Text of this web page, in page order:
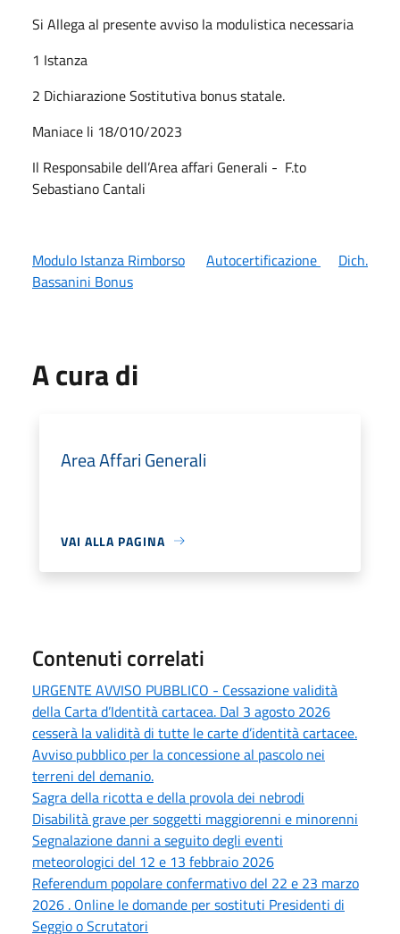
Si Allega al presente avviso la modulistica necessaria
1 Istanza
2 Dichiarazione Sostitutiva bonus statale.
Maniace li 18/010/2023
Il Responsabile dell’Area affari Generali - F.to
Sebastiano Cantali
Modulo Istanza Rimborso Autocertificazione
Dich.
Bassanini Bonus
A cura di
Area Affari Generali
VAI ALLA PAGINA
Contenuti correlati
URGENTE AVVISO PUBBLICO - Cessazione validità
della Carta d’Identità cartacea. Dal 3 agosto 2026
cesserà la validità di tutte le carte d’identità cartacee.
Avviso pubblico per la concessione al pascolo nei
terreni del demanio.
Sagra della ricotta e della provola dei nebrodi
Disabilità grave per soggetti maggiorenni e minorenni
Segnalazione danni a seguito degli eventi
meteorologici del 12 e 13 febbraio 2026
Referendum popolare confermativo del 22 e 23 marzo
2026 . Online le domande per sostituti Presidenti di
Seggio o Scrutatori